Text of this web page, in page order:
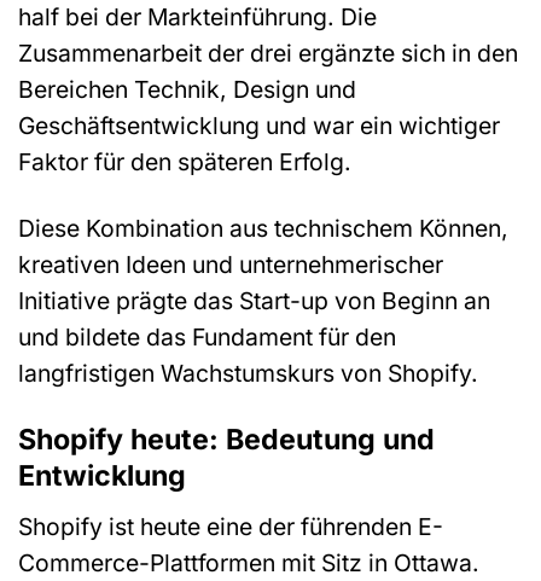
half bei der Markteinführung. Die
Zusammenarbeit der drei ergänzte sich in den
Bereichen Technik, Design und
Geschäftsentwicklung und war ein wichtiger
Faktor für den späteren Erfolg.
Diese Kombination aus technischem Können,
kreativen Ideen und unternehmerischer
Initiative prägte das Start-up von Beginn an
und bildete das Fundament für den
langfristigen Wachstumskurs von Shopify.
Shopify heute: Bedeutung und
Entwicklung
Shopify ist heute eine der führenden E-
Commerce-Plattformen mit Sitz in Ottawa.